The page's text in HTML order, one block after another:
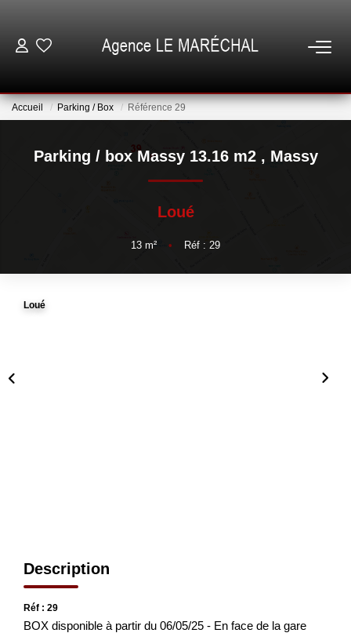
ESTIMATION
Accueil Parking / Box Référence 29
Parking / box Massy 13.16 m2 , Massy
Loué
13 m² • Réf : 29
Loué
Description
Réf : 29
BOX disponible à partir du 06/05/25 - En face de la gare